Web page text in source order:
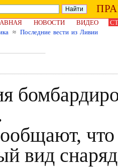
НОВОСТИ ВИДЕО
≈ Последние вести из Ливии
вид